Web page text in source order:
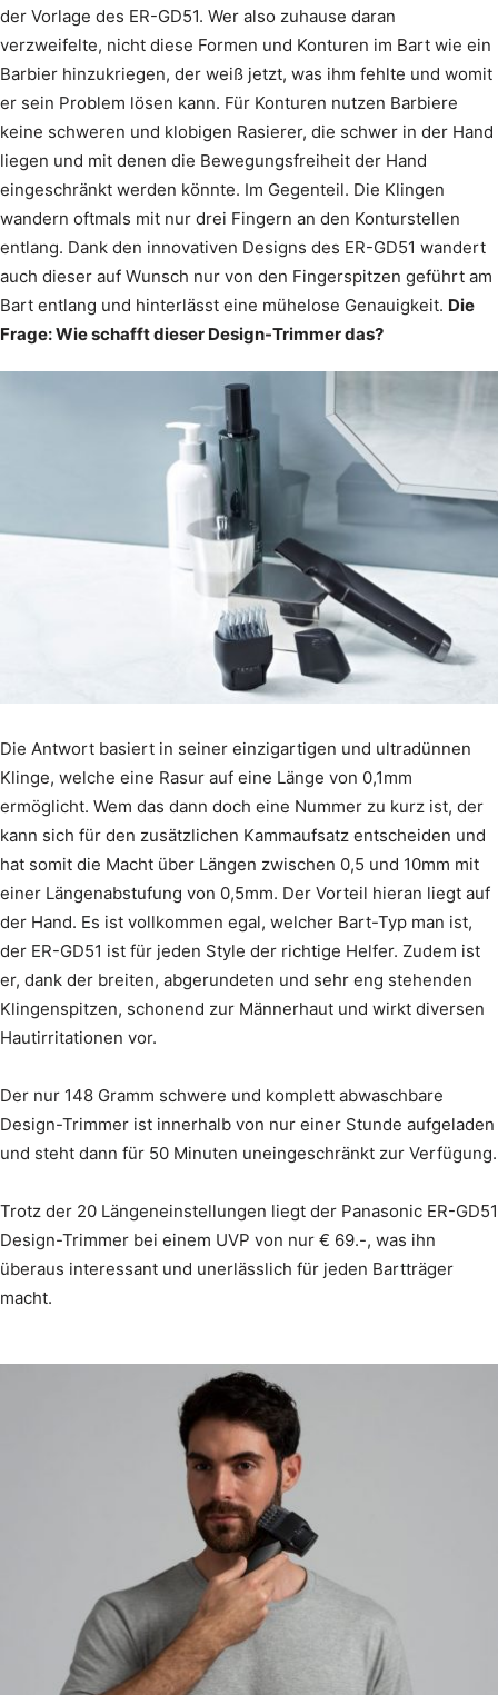
der Vorlage des ER-GD51. Wer also zuhause daran
verzweifelte, nicht diese Formen und Konturen im Bart wie ein
Barbier hinzukriegen, der weiß jetzt, was ihm fehlte und womit
er sein Problem lösen kann. Für Konturen nutzen Barbiere
keine schweren und klobigen Rasierer, die schwer in der Hand
liegen und mit denen die Bewegungsfreiheit der Hand
eingeschränkt werden könnte. Im Gegenteil. Die Klingen
wandern oftmals mit nur drei Fingern an den Konturstellen
entlang. Dank den innovativen Designs des ER-GD51 wandert
auch dieser auf Wunsch nur von den Fingerspitzen geführt am
Bart entlang und hinterlässt eine mühelose Genauigkeit. Die
Frage: Wie schafft dieser Design-Trimmer das?
Die Antwort basiert in seiner einzigartigen und ultradünnen
Klinge, welche eine Rasur auf eine Länge von 0,1mm
ermöglicht. Wem das dann doch eine Nummer zu kurz ist, der
kann sich für den zusätzlichen Kammaufsatz entscheiden und
hat somit die Macht über Längen zwischen 0,5 und 10mm mit
einer Längenabstufung von 0,5mm. Der Vorteil hieran liegt auf
der Hand. Es ist vollkommen egal, welcher Bart-Typ man ist,
der ER-GD51 ist für jeden Style der richtige Helfer. Zudem ist
er, dank der breiten, abgerundeten und sehr eng stehenden
Klingenspitzen, schonend zur Männerhaut und wirkt diversen
Hautirritationen vor.
Der nur 148 Gramm schwere und komplett abwaschbare
Design-Trimmer ist innerhalb von nur einer Stunde aufgeladen
und steht dann für 50 Minuten uneingeschränkt zur Verfügung.
Trotz der 20 Längeneinstellungen liegt der Panasonic ER-GD51
Design-Trimmer bei einem UVP von nur € 69.-, was ihn
überaus interessant und unerlässlich für jeden Bartträger
macht.